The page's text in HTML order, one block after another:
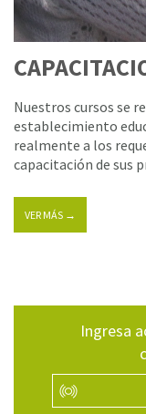
Nuestros cursos se
establecimiento
realmente a los
capacitación de sus
VER MÁS →
Ingresa